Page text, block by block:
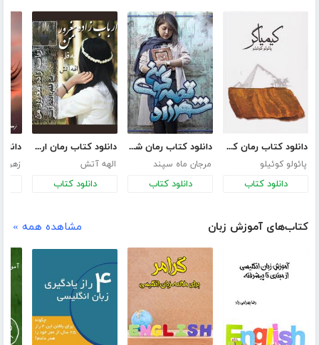
دانلود کتاب رمان کیمیاگر
پائولو کوئیلو
دانلود کتاب
دانلود کتاب رمان شهرزاد قصه‌گوی من
مرجان ماه سپند
دانلود کتاب
دانلود کتاب رمان ارباب زاده مغرور من
الهه آتش
دانلود کتاب
زهرا
کتاب‌های آموزش زبان مشاهده همه »